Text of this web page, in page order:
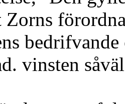
vinsten såväl